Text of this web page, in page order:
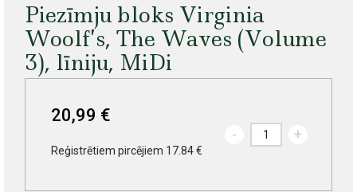
Piezīmju bloks Virginia
Woolf’s, The Waves (Volume
3), līniju, MiDi
20,99 €
Reģistrētiem pircējiem 17.84 €
- +